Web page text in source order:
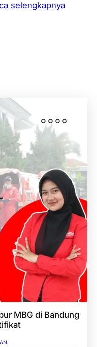
selengkapnya
MBG di Bandung